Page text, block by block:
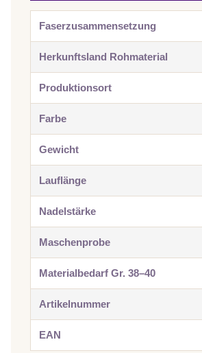
Faserzusammensetzung
Herkunftsland Rohmaterial
Produktionsort
Farbe
Gewicht
Lauflänge
Nadelstärke
Maschenprobe
Materialbedarf Gr. 38–40
Artikelnummer
EAN